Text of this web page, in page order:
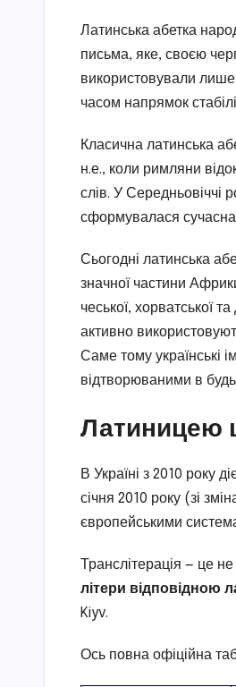
Латинська абетка
письма, яке, своєю
використовували
часом напрямок
Класична латинська
н.е., коли римляни
слів. У Середньовіччі
сформувалася сучасна
Сьогодні латинська
значної частини
чеської, хорватської
активно
Саме тому українські
відтворюваними в будь-
Латиницею
В Україні з 2010 року
січня 2010 року (зі
європейськими
Транслітерація — це
літери відповідною
Kiyv.
Ось повна офіційна